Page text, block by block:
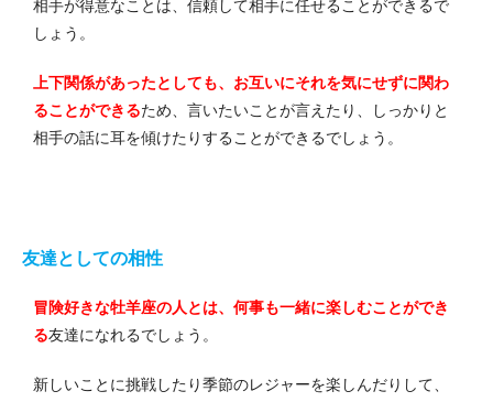
相手が得意なことは、信頼して相手に任せることができるで
しょう。
上下関係があったとしても、お互いにそれを気にせずに関わ
ることができるため、言いたいことが言えたり、しっかりと
相手の話に耳を傾けたりすることができるでしょう。
友達としての相性
冒険好きな牡羊座の人とは、何事も一緒に楽しむことができ
る友達になれるでしょう。
新しいことに挑戦したり季節のレジャーを楽しんだりして、